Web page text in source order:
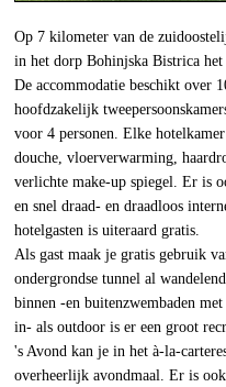
Op 7 kilometer van de
in het dorp Bohinjska Bistrica het
De accommodatie beschikt over
hoofdzakelijk
voor 4 personen. Elke
douche, vloerverwarming,
verlichte make-up spiegel. Er is
en snel draad- en draadloos
hotelgasten is uiteraard gratis.
Als gast maak je gratis gebruik
ondergrondse tunnel al
binnen -en buitenzwembaden
in- als outdoor is er een groot
's Avond kan je in het à-la-
overheerlijk avondmaal. Er is